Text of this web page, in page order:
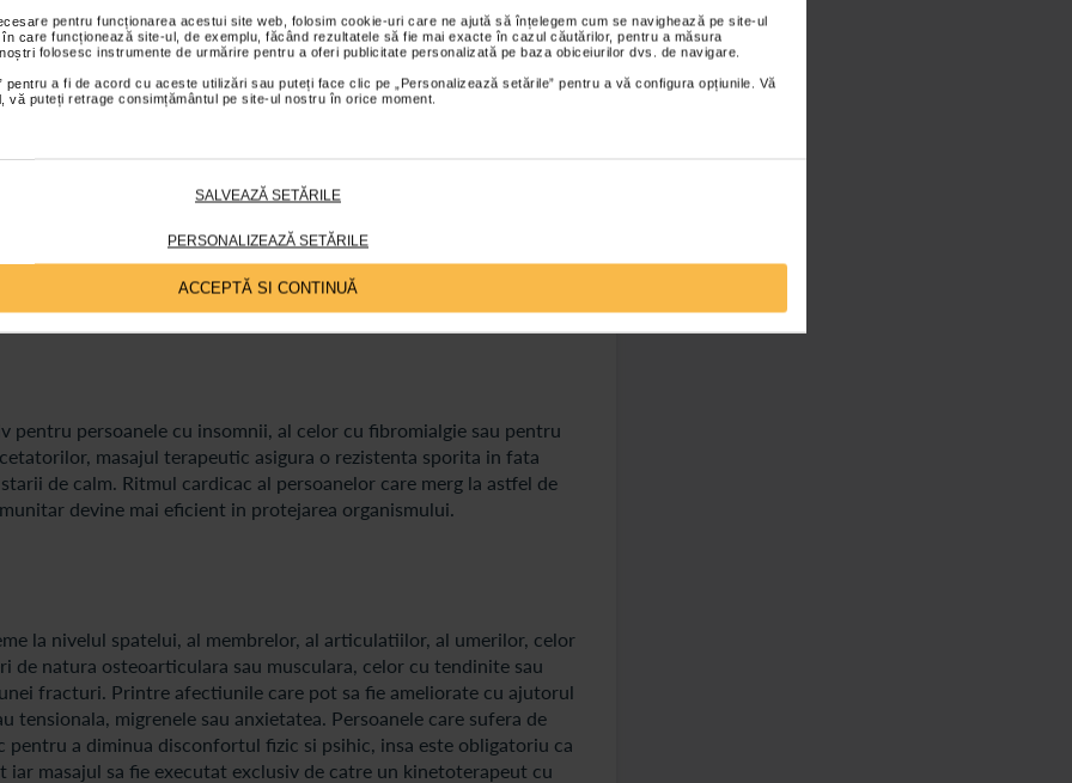
pentru funcționarea acestui site web, folosim cookie-uri care ne ajută să înțelegem cum se navighează pe site-ul
care funcționează site-ul, de exemplu, făcând rezultatele să fie mai exacte în cazul căutărilor, pentru a măsura
folosesc instrumente de urmărire pentru a oferi publicitate personalizată pe baza obiceiurilor dvs. de navigare.
pentru a fi de acord cu aceste utilizări sau puteți face clic pe „Personalizează setările” pentru a vă configura opțiunile. Vă
vă puteți retrage consimțământul pe site-ul nostru în orice moment.
SALVEAZĂ SETĂRILE
PERSONALIZEAZĂ SETĂRILE
ACCEPTĂ SI CONTINUĂ
de-a face cu inflamatii si cu durere, insa masajul terapeutic si
cele care au suferit accidentari sau sportivii, pot beneficia de
al unei recuperari mai rapide. De asemenea, in cazul
de dupa antrenamente, masajul terapeutic este util si pentru
infrumusetarea a aspectului pielii. Este o modalitate foarte buna
este stimulata circulatia limfatica, eliminarea toxinelor si a
pentru persoanele cu insomnii, al celor cu fibromialgie sau pentru
masajul terapeutic asigura o rezistenta sporita in fata
de calm. Ritmul cardicac al persoanelor care merg la astfel de
devine mai eficient in protejarea organismului.
la nivelul spatelui, al membrelor, al articulatiilor, al umerilor, celor
de natura osteoarticulara sau musculara, celor cu tendinite sau
fracturi. Printre afectiunile care pot sa fie ameliorate cu ajutorul
tensionala, migrenele sau anxietatea. Persoanele care sufera de
a diminua disconfortul fizic si psihic, insa este obligatoriu ca
iar masajul sa fie executat exclusiv de catre un kinetoterapeut cu